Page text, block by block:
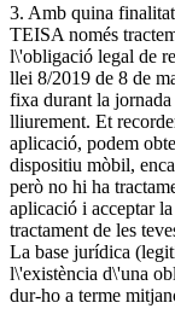
3. Amb quina
TEISA només
l\'obligació legal de
llei 8/2019 de 8 de
fixa durant la
lliurement. Et
aplicació, podem
dispositiu mòbil,
però no hi ha
aplicació i acceptar
tractament de les
La base jurídica
l\'existència d\'una
dur-ho a terme